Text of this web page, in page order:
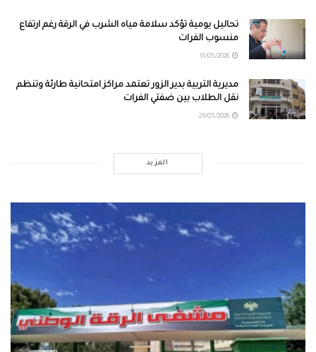
تحاليل يومية تؤكد سلامة مياه الشرب في الرقة رغم ارتفاع
منسوب الفرات
مديرية التربية بدير الزور تعتمد مراكز امتحانية طارئة وتنظم
نقل الطلاب بين ضفتي الفرات
المزيد